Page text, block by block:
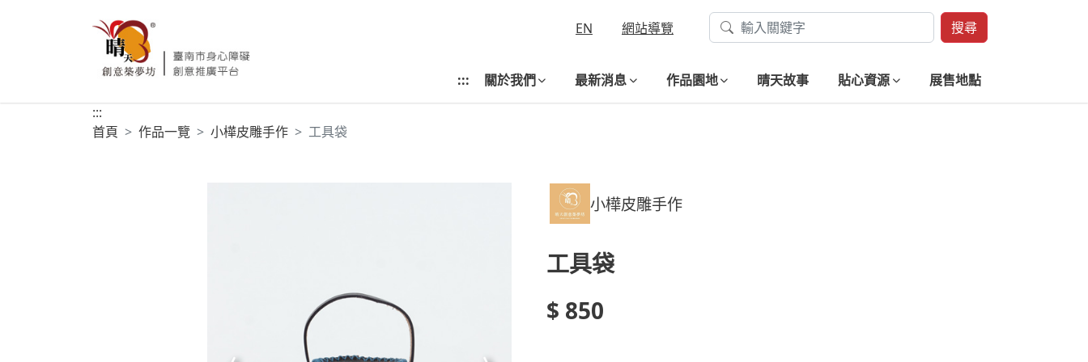
EN 網站導覽 搜尋
::: 關於我們 最新消息 作品園地 晴天故事 貼心資源
展售地點
:::
首頁
作品一覽 小樺皮雕手作 工具袋
小樺皮雕手作
工具袋
$ 850